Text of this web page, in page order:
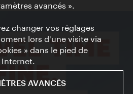
avancés ».
changer vos réglages
lors d'une visite via
» dans le pied de
Internet.
AVANCÉS